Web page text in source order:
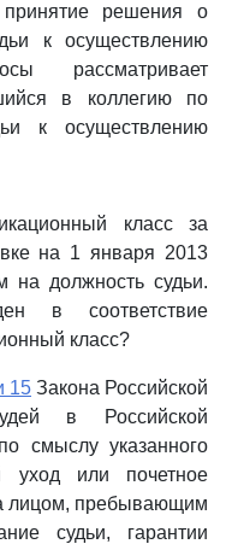
решения о
к осуществлению
рассматривает
в коллегию по
к осуществлению
класс за
на 1 января 2013
на должность судьи.
в соответствие
класс?
15 Закона Российской
в Российской
смыслу указанного
уход или почетное
лицом, пребывающим
судьи, гарантии